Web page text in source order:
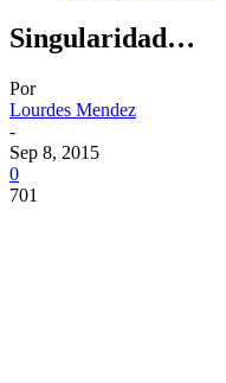
Singularidad…
Por
Lourdes Mendez
-
Sep 8, 2015
0
701